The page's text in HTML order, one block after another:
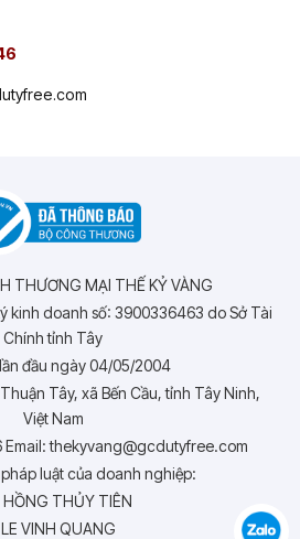
THƯƠNG MẠI THẾ KỶ VÀNG
kinh doanh số: 3900336463 do Sở Tài
Chính tỉnh Tây
đầu ngày 04/05/2004
Tây, xã Bến Cầu, tỉnh Tây Ninh,
Việt Nam
Email: thekyvang@gcdutyfree.com
luật của doanh nghiệp:
HỒNG THỦY TIÊN
VINH QUANG